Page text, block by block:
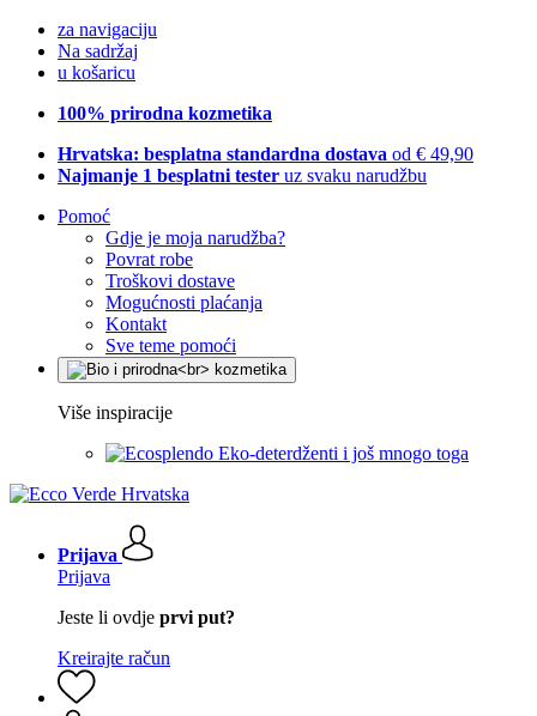
za navigaciju
Na sadržaj
u košaricu
100% prirodna kozmetika
Hrvatska: besplatna standardna dostava od € 49,90
Najmanje 1 besplatni tester uz svaku narudžbu
Pomoć
Gdje je moja narudžba?
Povrat robe
Troškovi dostave
Mogućnosti plaćanja
Kontakt
Sve teme pomoći
Više inspiracije
Eko-deterdženti i još mnogo toga
Prijava
Prijava
Jeste li ovdje prvi put?
Kreirajte račun